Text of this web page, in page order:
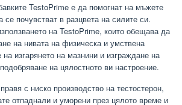
TestoPrime е да помогнат на мъжете
се почувстват в разцвета на силите си.
на TestoPrime, които обещава да
на нивата на физическа и умствена
изгарянето на мазнини и изграждане на
на цялостното ви настроение.
с ниско производство на тестостерон,
отпаднали и уморени през цялото време и